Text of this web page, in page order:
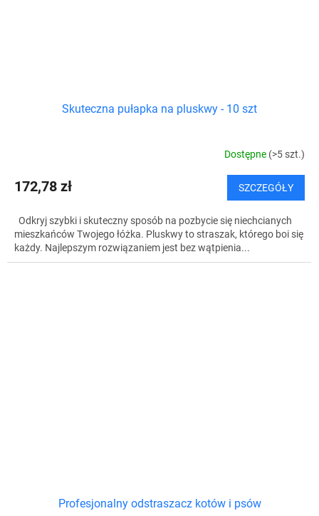
Skuteczna pułapka na pluskwy - 10 szt
Dostępne (>5 szt.)
172,78 zł SZCZEGÓŁY
Odkryj szybki i skuteczny sposób na pozbycie się niechcianych
mieszkańców Twojego łóżka. Pluskwy to straszak, którego boi się
każdy. Najlepszym rozwiązaniem jest bez wątpienia...
Profesjonalny odstraszacz kotów i psów